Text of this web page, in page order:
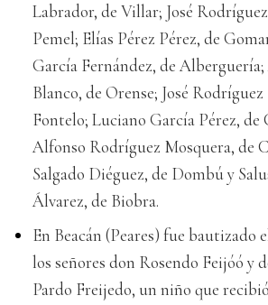
Labrador, de Villar; José
Pemel; Elías Pérez Pérez, de
García Fernández, de
Blanco, de Orense; José
Fontelo; Luciano García Pérez,
Alfonso Rodríguez Mosquera, de
Salgado Diéguez, de Dombú y
Álvarez, de Biobra.
En Beacán (Peares) fue bautizado
los señores don Rosendo Feijóó y
Pardo Freijedo, un niño que